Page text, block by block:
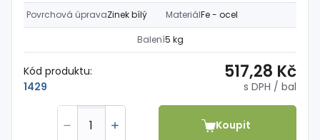
Povrchová úpravaZinek bílý MateriálFe - ocel
Balení5 kg
Kód produktu:
1429
517,28 Kč
s DPH / bal
Koupit